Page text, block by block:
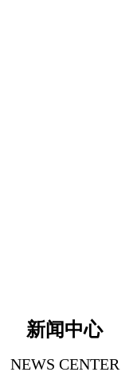
新闻中心
NEWS CENTER